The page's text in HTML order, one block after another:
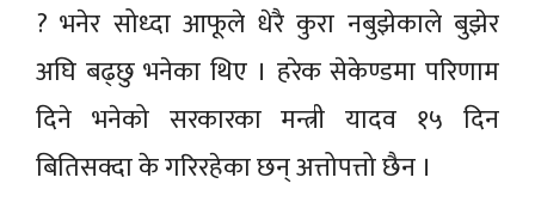
? भनेर सोध्दा आफूले धेरै कुरा नबुझेकाले बुझेर
अघि बढ्छु भनेका थिए । हरेक सेकेण्डमा परिणाम
दिने भनेको सरकारका मन्त्री यादव १५ दिन
बितिसक्दा के गरिरहेका छन् अत्तोपत्तो छैन ।